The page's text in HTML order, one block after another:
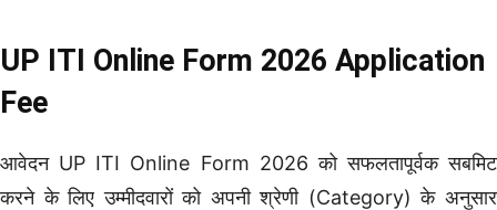
UP ITI Online Form 2026 Application
Fee
आवेदन UP ITI Online Form 2026 को सफलतापूर्वक सबमिट
करने के लिए उम्मीदवारों को अपनी श्रेणी (Category) के अनुसार